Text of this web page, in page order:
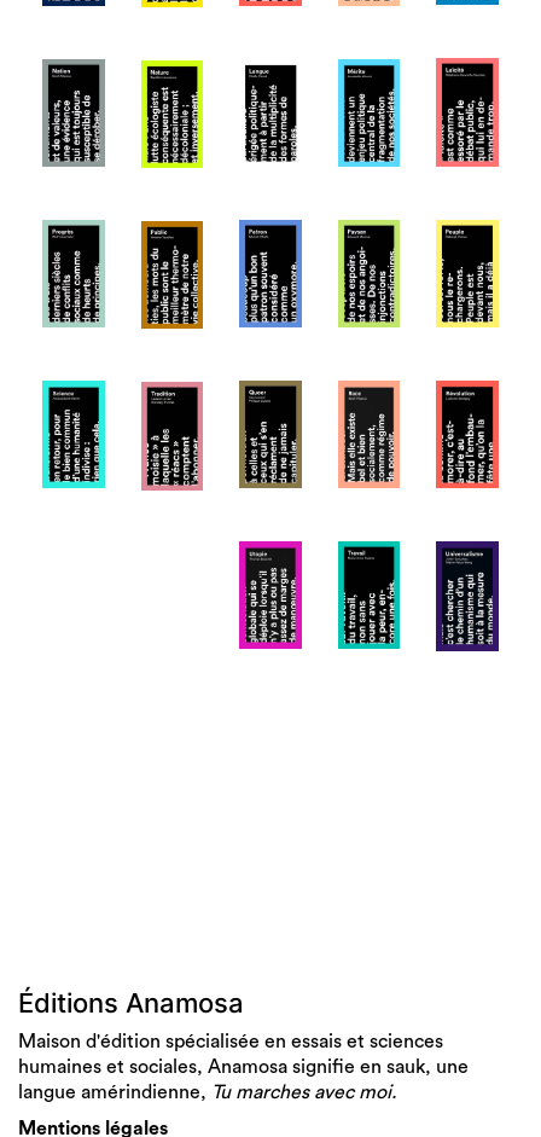
Éditions Anamosa
Maison d'édition spécialisée en essais et sciences
humaines et sociales, Anamosa signifie en sauk, une
langue amérindienne, Tu marches avec moi.
Mentions légales